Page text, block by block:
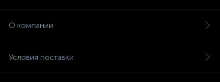
О компании
Условия поставки